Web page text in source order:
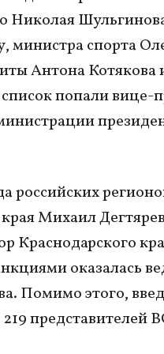
Николая
министра спорта
Антона Котякова
попали вице-
российских
Михаил
Краснодарского
оказалась
Помимо этого,
представителей